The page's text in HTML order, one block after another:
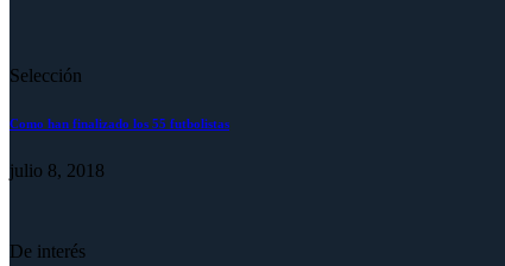
Selección
Como han finalizado los 55 futbolistas
julio 8, 2018
De interés